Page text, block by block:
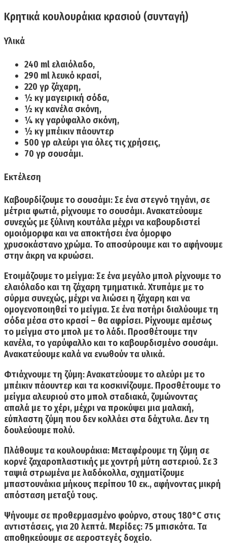
Κρητικά κουλουράκια κρασιού (συνταγή)
Υλικά
240 ml ελαιόλαδο,
290 ml λευκό κρασί,
220 γρ ζάχαρη,
½ κγ μαγειρική σόδα,
½ κγ κανέλα σκόνη,
¼ κγ γαρύφαλλο σκόνη,
½ κγ μπέικιν πάουντερ
500 γρ αλεύρι για όλες τις χρήσεις,
70 γρ σουσάμι.
Εκτέλεση
Καβουρδίζουμε το σουσάμι: Σε ένα στεγνό τηγάνι, σε
μέτρια φωτιά, ρίχνουμε το σουσάμι. Ανακατεύουμε
συνεχώς με ξύλινη κουτάλα μέχρι να καβουρδιστεί
ομοιόμορφα και να αποκτήσει ένα όμορφο
χρυσοκάστανο χρώμα. Το αποσύρουμε και το αφήνουμε
στην άκρη να κρυώσει.
Ετοιμάζουμε το μείγμα: Σε ένα μεγάλο μπολ ρίχνουμε το
ελαιόλαδο και τη ζάχαρη τμηματικά. Χτυπάμε με το
σύρμα συνεχώς, μέχρι να λιώσει η ζάχαρη και να
ομογενοποιηθεί το μείγμα. Σε ένα ποτήρι διαλύουμε τη
σόδα μέσα στο κρασί – θα αφρίσει. Ρίχνουμε αμέσως
το μείγμα στο μπολ με το λάδι. Προσθέτουμε την
κανέλα, το γαρύφαλλο και το καβουρδισμένο σουσάμι.
Ανακατεύουμε καλά να ενωθούν τα υλικά.
Φτιάχνουμε τη ζύμη:Ανακατεύουμε το αλεύρι με το
μπέικιν πάουντερ και τα κοσκινίζουμε. Προσθέτουμε το
μείγμα αλευριού στο μπολ σταδιακά, ζυμώνοντας
απαλά με το χέρι, μέχρι να προκύψει μια μαλακή,
εύπλαστη ζύμη που δεν κολλάει στα δάχτυλα. Δεν τη
δουλεύουμε πολύ.
Πλάθουμε τα κουλουράκια: Μεταφέρουμε τη ζύμη σε
κορνέ ζαχαροπλαστικής με χοντρή μύτη αστεριού. Σε 3
ταψιά στρωμένα με λαδόκολλα, σχηματίζουμε
μπαστουνάκια μήκους περίπου 10 εκ., αφήνοντας μικρή
απόσταση μεταξύ τους.
Ψήνουμε σε προθερμασμένο φούρνο, στους 180°C στις
αντιστάσεις, για 20 λεπτά. Μερίδες: 75 μπισκότα. Τα
αποθηκεύουμε σε αεροστεγές δοχείο.